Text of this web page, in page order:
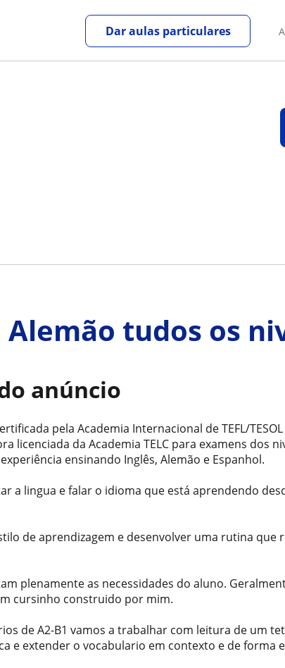
Dar aulas particulares
Alemão tudos os
anúncio
pela Academia Internacional de TEFL/
licenciada da Academia TELC para examens dos
ensinando Inglês, Alemão e Espanhol.
a lingua e falar o idioma que está aprendendo
de aprendizagem e desenvolver uma rutina que
plenamente as necessidades do aluno.
cursinho construido por mim.
de A2-B1 vamos a trabalhar com leitura de um
e extender o vocabulario em contexto e de forma